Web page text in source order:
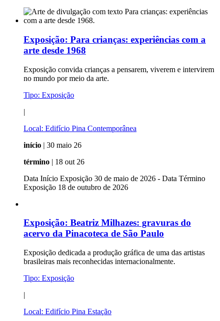
Exposição: Para crianças: experiências com a
arte desde 1968
Exposição convida crianças a pensarem, viverem e intervirem
no mundo por meio da arte.
Tipo: Exposição
|
Local: Edifício Pina Contemporânea
início | 30 maio 26
término | 18 out 26
Data Início Exposição 30 de maio de 2026 - Data Término
Exposição 18 de outubro de 2026
Exposição: Beatriz Milhazes: gravuras do
acervo da Pinacoteca de São Paulo
Exposição dedicada a produção gráfica de uma das artistas
brasileiras mais reconhecidas internacionalmente.
Tipo: Exposição
|
Local: Edifício Pina Estação